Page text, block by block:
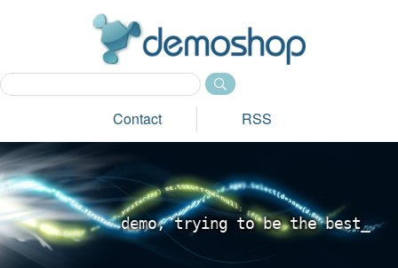
Contact RSS
demo, trying to be the best_